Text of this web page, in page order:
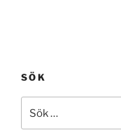
SÖK
efter: